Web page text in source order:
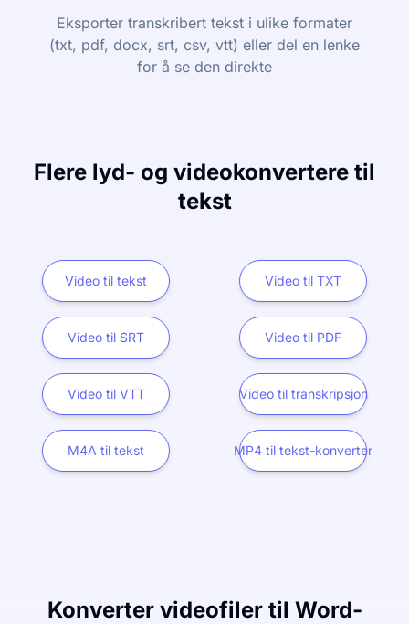
Eksporter transkribert tekst i ulike formater
(txt, pdf, docx, srt, csv, vtt) eller del en lenke
for å se den direkte
Flere lyd- og videokonvertere til
tekst
Video til tekst Video til TXT
Video til SRT Video til PDF
Video til VTT Video til transkripsjon
M4A til tekst MP4 til tekst-konverter
Konverter videofiler til Word-